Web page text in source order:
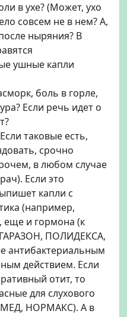
в ухе? (Может, ухо
совсем не в нем? А,
ныряния? В
ушные капли
боль в горле,
Если речь идет о
таковые есть,
срочно
в любом случае
Если это
капли с
(например,
и гормона (к
ПОЛИДЕКСА,
антибактериальным
действием. Если
отит, то
для слухового
НОРМАКС). А в